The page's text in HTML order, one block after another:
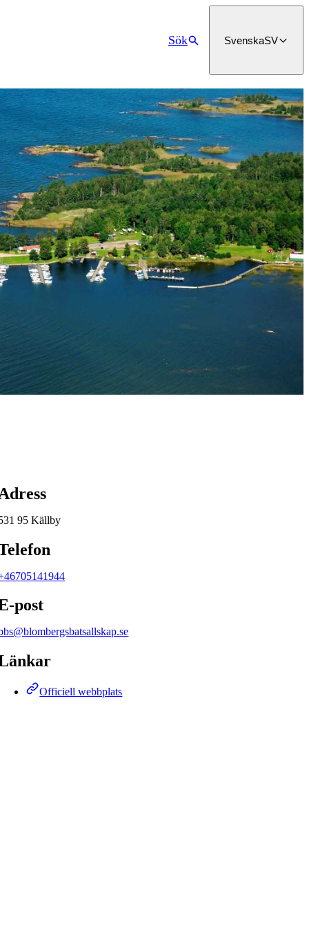
Sök SvenskaSV
95 Källby
post
Officiell webbplats